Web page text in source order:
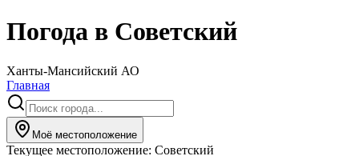
Погода в Советский
Ханты-Мансийский АО
Главная
Моё местоположение
Текущее местоположение: Советский